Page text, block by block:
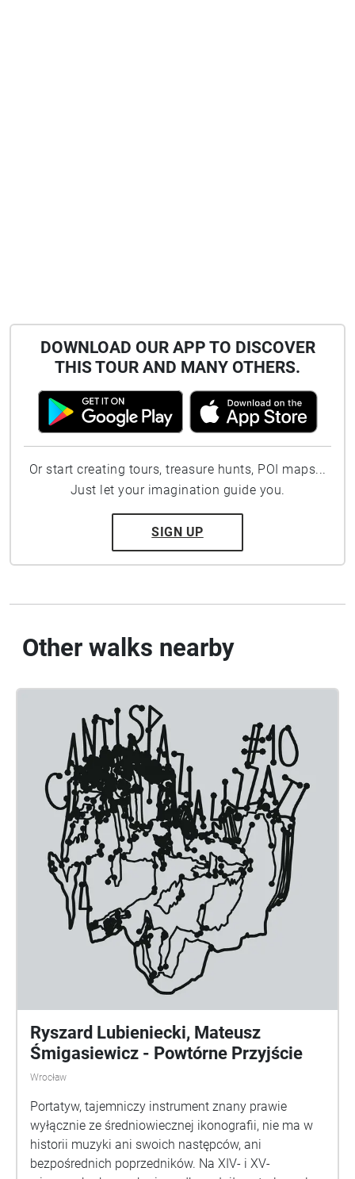
DOWNLOAD OUR APP TO DISCOVER
THIS TOUR AND MANY OTHERS.
Or start creating tours, treasure hunts, POI maps...
Just let your imagination guide you.
SIGN UP
Other walks nearby
Ryszard Lubieniecki, Mateusz
Śmigasiewicz - Powtórne Przyjście
Wrocław
Portatyw, tajemniczy instrument znany prawie
wyłącznie ze średniowiecznej ikonografii, nie ma w
historii muzyki ani swoich następców, ani
bezpośrednich poprzedników. Na XIV- i XV-